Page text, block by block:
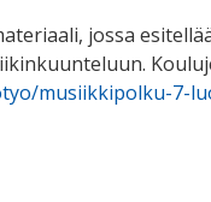
jossa
musiikkipolku-7-